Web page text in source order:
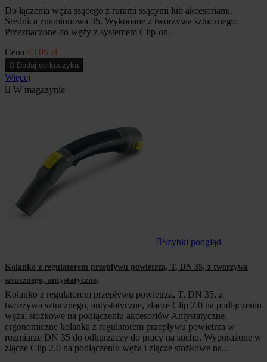
Do łączenia węża ssącego z rurami ssącymi lub akcesoriami.
Średnica znamionowa 35. Wykonane z tworzywa sztucznego.
Przeznaczone do węży z systemem Clip-on.
Cena 43,05 zł
 Dodaj do koszyka
Więcej
 W magazynie
 Szybki podgląd
Kolanko z regulatorem przepływu powietrza, T, DN 35, z tworzywa
sztucznego, antystatyczne,
Kolanko z regulatorem przepływu powietrza, T, DN 35, z
tworzywa sztucznego, antystatyczne, złącze Clip 2.0 na podłączeniu
węża, stożkowe na podłączeniu akcesoriów Antystatyczne,
ergonomiczne kolanka z regulatorem przepływu powietrza w
rozmiarze DN 35 do odkurzaczy do pracy na sucho. Wyposażone w
złącze Clip 2.0 na podłączeniu węża i złącze stożkowe na...